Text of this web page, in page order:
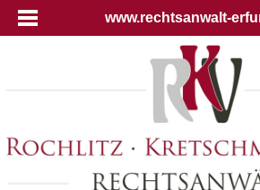
www.rechtsanwalt-